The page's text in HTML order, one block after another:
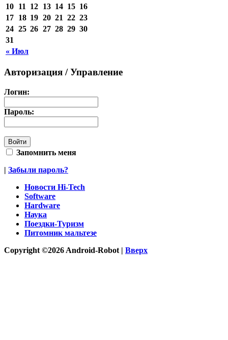
« Июл
10 11 12 13 14 15 16
17 18 19 20 21 22 23
24 25 26 27 28 29 30
31
Авторизация / Управление
Логин:
Пароль:
Запомнить меня
| Забыли пароль?
Новости Hi-Tech
Software
Hardware
Наука
Поездки-Туризм
Питомник мальтезе
Copyright ©2026 Android-Robot | Вверх